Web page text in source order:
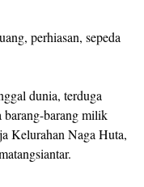
perhiasan, sepeda
dunia, terduga
barang-barang milik
Kelurahan Naga Huta,